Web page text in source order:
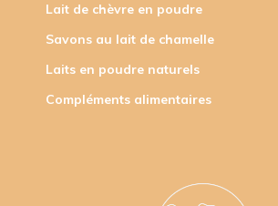
Lait de chèvre en poudre
Savons au lait de chamelle
Laits en poudre naturels
Compléments alimentaires